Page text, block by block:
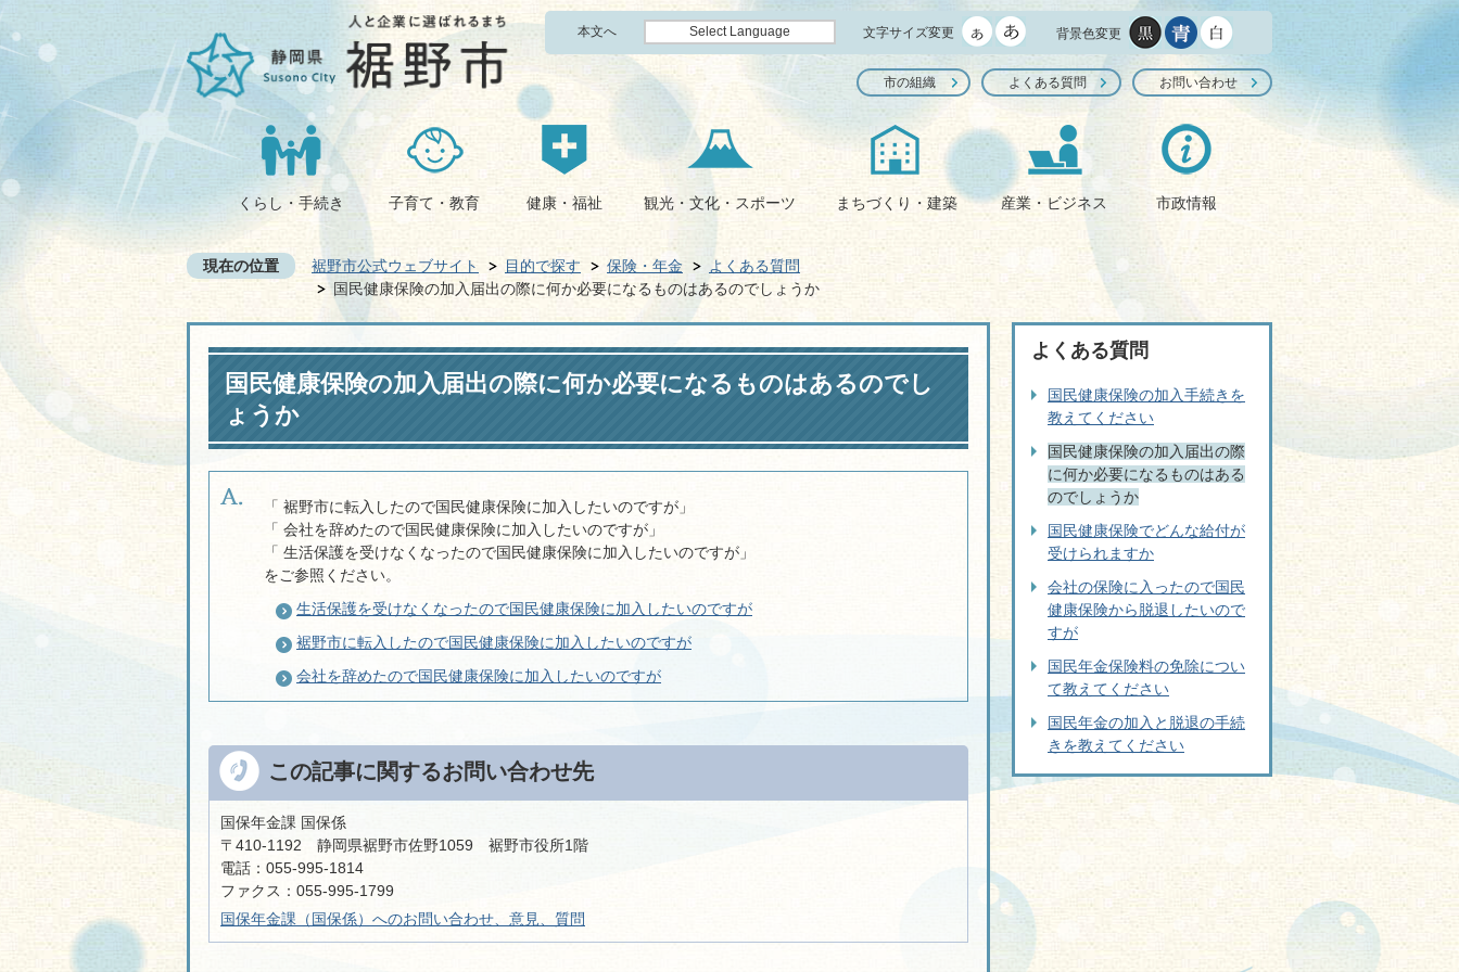
本文へ Select Language 文字サイズ変更 背景色変更
市の組織 よくある質問 お問い合わせ
くらし・手続き 子育て・教育 健康・福祉 観光・文化・スポーツ まちづくり・建築 産業・ビジネス 市政情報
現在の位置 裾野市公式ウェブサイト 目的で探す 保険・年金
よくある質問
国民健康保険の加入届出の際に何か必要になるものはあるのでしょうか
国民健康保険の加入届出の際に何か必要になるものはあるのでし
ょうか
「 裾野市に転入したので国民健康保険に加入したいのですが」
「 会社を辞めたので国民健康保険に加入したいのですが」
「 生活保護を受けなくなったので国民健康保険に加入したいのですが」
をご参照ください。
生活保護を受けなくなったので国民健康保険に加入したいのですが
裾野市に転入したので国民健康保険に加入したいのですが
会社を辞めたので国民健康保険に加入したいのですが
この記事に関するお問い合わせ先
国保年金課 国保係
〒410-1192 静岡県裾野市佐野1059 裾野市役所1階
電話：055-995-1814
ファクス：055-995-1799
国保年金課（国保係）へのお問い合わせ、意見、質問
よくある質問
国民健康保険の加入手続きを
教えてください
国民健康保険の加入届出の際
に何か必要になるものはある
のでしょうか
国民健康保険でどんな給付が
受けられますか
会社の保険に入ったので国民
健康保険から脱退したいので
すが
国民年金保険料の免除につい
て教えてください
国民年金の加入と脱退の手続
きを教えてください